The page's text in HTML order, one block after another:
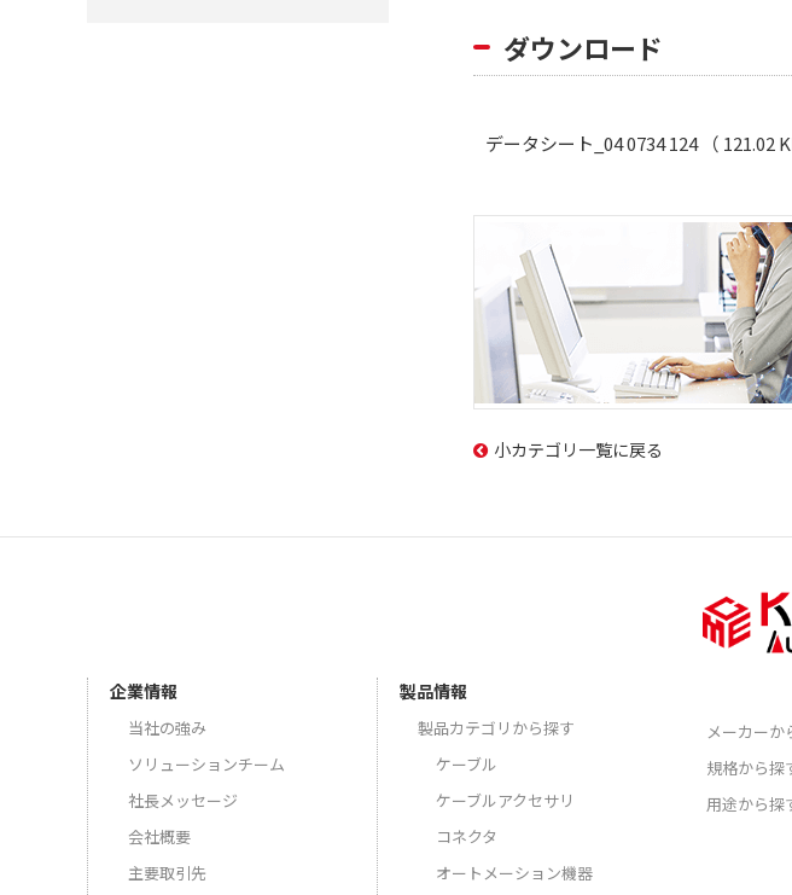
ダウンロード
データシート_04 0734 124 （ 121.02
小カテゴリ一覧に戻る
企業情報
当社の強み
ソリューションチーム
社長メッセージ
会社概要
主要取引先
製品情報
製品カテゴリから探す
ケーブル
ケーブルアクセサリ
コネクタ
オートメーション機器
メーカーか
規格から探
用途から探